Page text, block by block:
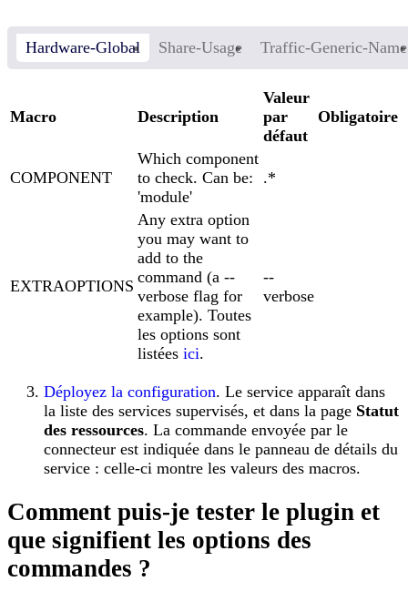
Hardware-Global Share-Usage Traffic-Generic-Name
Macro Description
Valeur
par
défaut
Obligatoire
COMPONENT
Which component
to check. Can be:
'module'
.*
EXTRAOPTIONS
Any extra option
you may want to
add to the
command (a --
verbose flag for
example). Toutes
les options sont
listées ici.
--
verbose
Déployez la configuration. Le service apparaît dans
la liste des services supervisés, et dans la page Statut
des ressources. La commande envoyée par le
connecteur est indiquée dans le panneau de détails du
service : celle-ci montre les valeurs des macros.
Comment puis-je tester le plugin et
que signifient les options des
commandes ?